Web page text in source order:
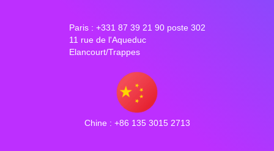
Paris : +331 87 39 21 90 poste 302
11 rue de l'Aqueduc
Elancourt/Trappes
Chine : +86 135 3015 2713